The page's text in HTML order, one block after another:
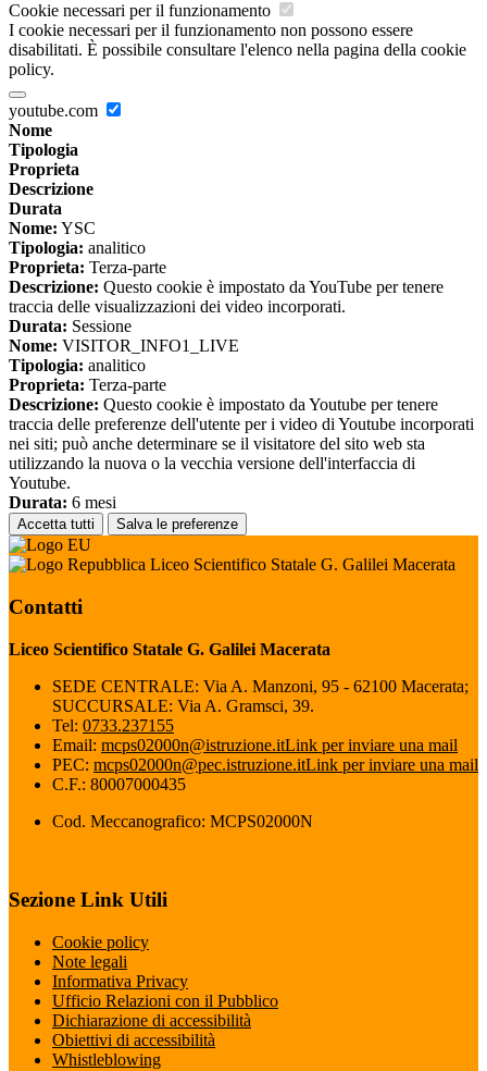
Cookie necessari per il funzionamento
I cookie necessari per il funzionamento non possono essere
disabilitati. È possibile consultare l'elenco nella pagina della cookie
policy.
youtube.com
Nome
Tipologia
Proprieta
Descrizione
Durata
Nome: YSC
Tipologia: analitico
Proprieta: Terza-parte
Descrizione: Questo cookie è impostato da YouTube per tenere
traccia delle visualizzazioni dei video incorporati.
Durata: Sessione
Nome: VISITOR_INFO1_LIVE
Tipologia: analitico
Proprieta: Terza-parte
Descrizione: Questo cookie è impostato da Youtube per tenere
traccia delle preferenze dell'utente per i video di Youtube incorporati
nei siti; può anche determinare se il visitatore del sito web sta
utilizzando la nuova o la vecchia versione dell'interfaccia di
Youtube.
Durata: 6 mesi
Accetta tutti Salva le preferenze
Liceo Scientifico Statale G. Galilei Macerata
Contatti
Liceo Scientifico Statale G. Galilei Macerata
SEDE CENTRALE: Via A. Manzoni, 95 - 62100 Macerata;
SUCCURSALE: Via A. Gramsci, 39.
Tel: 0733.237155
Email: mcps02000n@istruzione.itLink per inviare una mail
PEC: mcps02000n@pec.istruzione.itLink per inviare una mail
C.F.: 80007000435
Cod. Meccanografico: MCPS02000N
Sezione Link Utili
Cookie policy
Note legali
Informativa Privacy
Ufficio Relazioni con il Pubblico
Dichiarazione di accessibilità
Obiettivi di accessibilità
Whistleblowing